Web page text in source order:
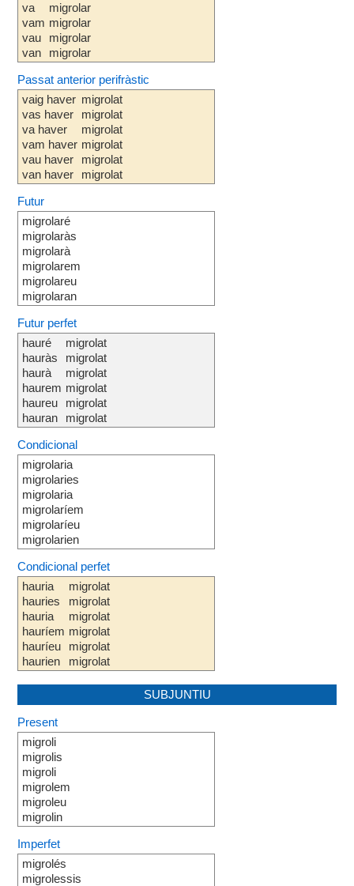
va
vam
vau
van
migrolar
migrolar
migrolar
migrolar
Passat anterior perifràstic
vaig haver
vas haver
va haver
vam haver
vau haver
van haver
migrolat
migrolat
migrolat
migrolat
migrolat
migrolat
Futur
migrolaré
migrolaràs
migrolarà
migrolarem
migrolareu
migrolaran
Futur perfet
hauré
hauràs
haurà
haurem
haureu
hauran
migrolat
migrolat
migrolat
migrolat
migrolat
migrolat
Condicional
migrolaria
migrolaries
migrolaria
migrolaríem
migrolaríeu
migrolarien
Condicional perfet
hauria
hauries
hauria
hauríem
hauríeu
haurien
migrolat
migrolat
migrolat
migrolat
migrolat
migrolat
SUBJUNTIU
Present
migroli
migrolis
migroli
migrolem
migroleu
migrolin
Imperfet
migrolés
migrolessis